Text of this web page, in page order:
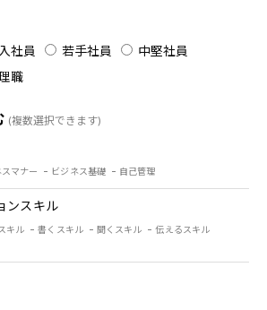
社員 若手社員
中堅社員
職
(複数選択できます)
スマナー ビジネス基礎 自己管理
ンスキル
キル 書くスキル 聞くスキル
伝えるスキル